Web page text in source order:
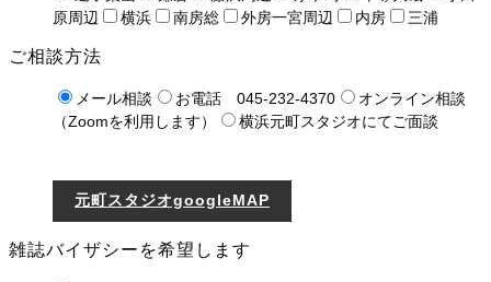
原周辺
横浜 南房総 外房一宮周辺 内房 三浦
ご相談方法
メール相談 お電話 045-232-4370
オンライン相談
（Zoomを利用します）
横浜元町スタジオにてご面談
元町スタジオgoogleMAP
雑誌バイザシーを希望します